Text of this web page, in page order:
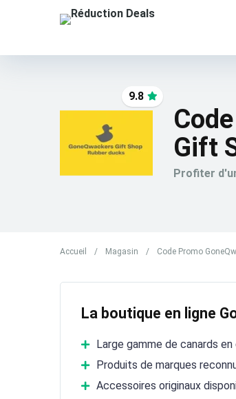
9.8
Gift
Profiter
Accueil / Magasin / Code Promo
La boutique en ligne
Large gamme de canards
Produits de marques
Accessoires originaux